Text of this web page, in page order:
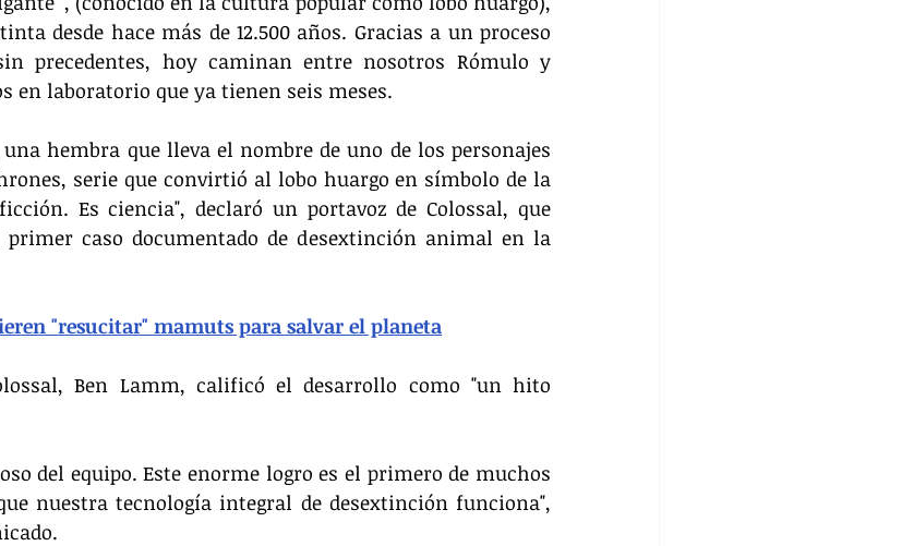
desde hace más de 12.500 años. Gracias a un proceso
precedentes, hoy caminan entre nosotros Rómulo y
en laboratorio que ya tienen seis meses.
hembra que lleva el nombre de uno de los personajes
serie que convirtió al lobo huargo en símbolo de la
Es ciencia", declaró un portavoz de Colossal, que
caso documentado de desextinción animal en la
"resucitar" mamuts para salvar el planeta
Ben Lamm, calificó el desarrollo como "un hito
del equipo. Este enorme logro es el primero de muchos
nuestra tecnología integral de desextinción funciona",